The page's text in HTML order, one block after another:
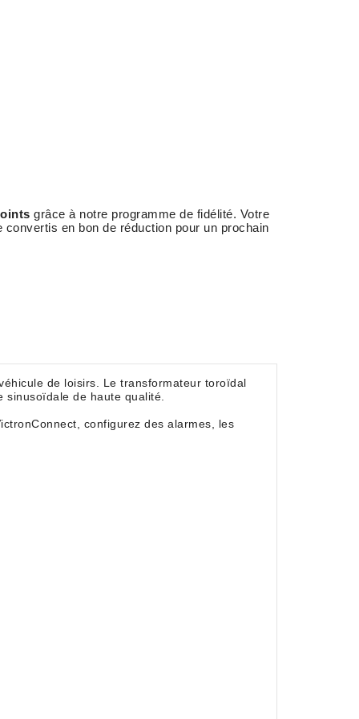
grâce à notre programme de fidélité. Votre
en bon de réduction pour un prochain
de loisirs. Le transformateur toroïdal
sinusoïdale de haute qualité.
configurez des alarmes, les